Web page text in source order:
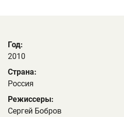
Год:
2010
Страна:
Россия
Режиссеры:
Сергей Бобров